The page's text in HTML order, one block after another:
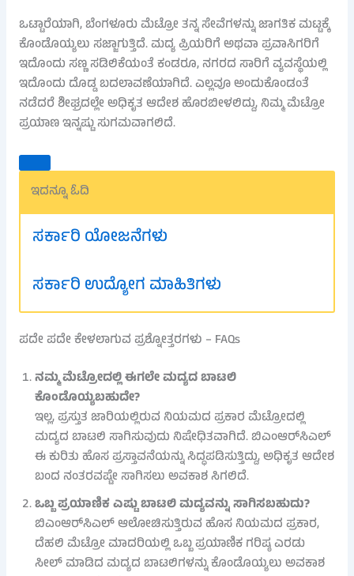
ಒಟ್ಟಾರೆಯಾಗಿ, ಬೆಂಗಳೂರು ಮೆಟ್ರೋ ತನ್ನ ಸೇವೆಗಳನ್ನು ಜಾಗತಿಕ ಮಟ್ಟಕ್ಕೆ
ಕೊಂಡೊಯ್ಯಲು ಸಜ್ಜಾಗುತ್ತಿದೆ. ಮದ್ಯ ಪ್ರಿಯರಿಗೆ ಅಥವಾ ಪ್ರವಾಸಿಗರಿಗೆ
ಇದೊಂದು ಸಣ್ಣ ಸಡಿಲಿಕೆಯಂತೆ ಕಂಡರೂ, ನಗರದ ಸಾರಿಗೆ ವ್ಯವಸ್ಥೆಯಲ್ಲಿ
ಇದೊಂದು ದೊಡ್ಡ ಬದಲಾವಣೆಯಾಗಿದೆ. ಎಲ್ಲವೂ ಅಂದುಕೊಂಡಂತೆ
ನಡೆದರೆ ಶೀಘ್ರದಲ್ಲೇ ಅಧಿಕೃತ ಆದೇಶ ಹೊರಬೀಳಲಿದ್ದು, ನಿಮ್ಮ ಮೆಟ್ರೋ
ಪ್ರಯಾಣ ಇನ್ನಷ್ಟು ಸುಗಮವಾಗಲಿದೆ.
ಇದನ್ನೂ ಓದಿ
ಸರ್ಕಾರಿ ಯೋಜನೆಗಳು
ಸರ್ಕಾರಿ ಉದ್ಯೋಗ ಮಾಹಿತಿಗಳು
ಪದೇ ಪದೇ ಕೇಳಲಾಗುವ ಪ್ರಶ್ನೋತ್ತರಗಳು – FAQs
ನಮ್ಮ ಮೆಟ್ರೋದಲ್ಲಿ ಈಗಲೇ ಮದ್ಯದ ಬಾಟಲಿ
ಕೊಂಡೊಯ್ಯಬಹುದೇ?
ಇಲ್ಲ, ಪ್ರಸ್ತುತ ಜಾರಿಯಲ್ಲಿರುವ ನಿಯಮದ ಪ್ರಕಾರ ಮೆಟ್ರೋದಲ್ಲಿ
ಮದ್ಯದ ಬಾಟಲಿ ಸಾಗಿಸುವುದು ನಿಷೇಧಿತವಾಗಿದೆ. ಬಿಎಂಆರ್‌ಸಿಎಲ್
ಈ ಕುರಿತು ಹೊಸ ಪ್ರಸ್ತಾವನೆಯನ್ನು ಸಿದ್ಧಪಡಿಸುತ್ತಿದ್ದು, ಅಧಿಕೃತ ಆದೇಶ
ಬಂದ ನಂತರವಷ್ಟೇ ಸಾಗಿಸಲು ಅವಕಾಶ ಸಿಗಲಿದೆ.
ಒಬ್ಬ ಪ್ರಯಾಣಿಕ ಎಷ್ಟು ಬಾಟಲಿ ಮದ್ಯವನ್ನು ಸಾಗಿಸಬಹುದು?
ಬಿಎಂಆರ್‌ಸಿಎಲ್ ಆಲೋಚಿಸುತ್ತಿರುವ ಹೊಸ ನಿಯಮದ ಪ್ರಕಾರ,
ದೆಹಲಿ ಮೆಟ್ರೋ ಮಾದರಿಯಲ್ಲಿ ಒಬ್ಬ ಪ್ರಯಾಣಿಕ ಗರಿಷ್ಠ ಎರಡು
ಸೀಲ್ ಮಾಡಿದ ಮದ್ಯದ ಬಾಟಲಿಗಳನ್ನು ಕೊಂಡೊಯ್ಯಲು ಅವಕಾಶ